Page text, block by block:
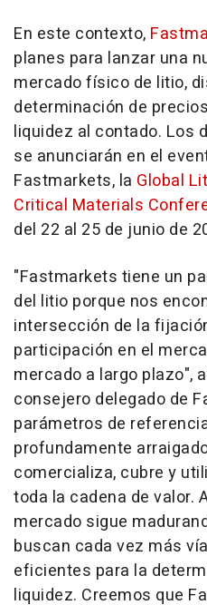
En este contexto,
planes para lanzar una
mercado físico de litio,
determinación de
liquidez al contado. Los
se anunciarán en el
Fastmarkets, la Global
Critical Materials
del 22 al 25 de junio de
"Fastmarkets tiene un
del litio porque nos
intersección de la
participación en el
mercado a largo plazo",
consejero delegado de
parámetros de
profundamente
comercializa, cubre y
toda la cadena de valor.
mercado sigue
buscan cada vez más
eficientes para la
liquidez. Creemos que